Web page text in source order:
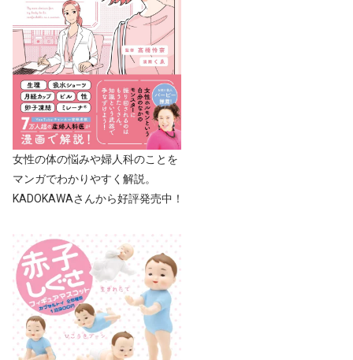
女性の体の悩みや婦人科のことを
マンガでわかりやすく解説。
KADOKAWAさんから好評発売中！